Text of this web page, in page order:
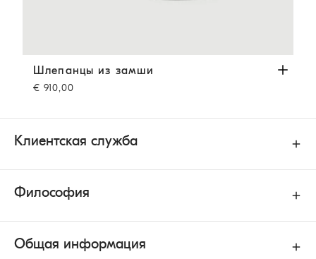
Шлепанцы из замши Светло-Коричневый
Шлепанцы из замши
€ 910,00
Клиентская служба
Философия
Общая информация